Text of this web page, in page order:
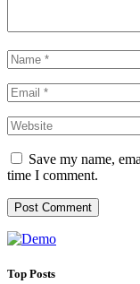
Save my name,
time I comment.
Top Posts